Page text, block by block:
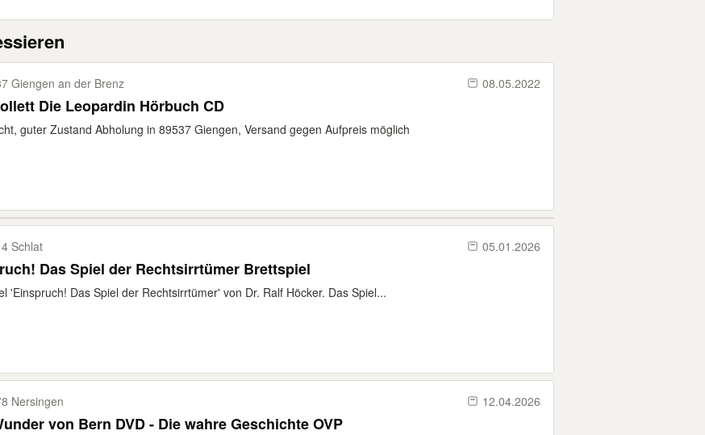
Giengen an der Brenz 08.05.2022
Die Leopardin Hörbuch CD
guter Zustand Abholung in 89537 Giengen, Versand gegen Aufpreis möglich
Schlat 05.01.2026
Das Spiel der Rechtsirrtümer Brettspiel
'Einspruch! Das Spiel der Rechtsirrtümer' von Dr. Ralf Höcker. Das Spiel...
Nersingen 12.04.2026
von Bern DVD - Die wahre Geschichte OVP